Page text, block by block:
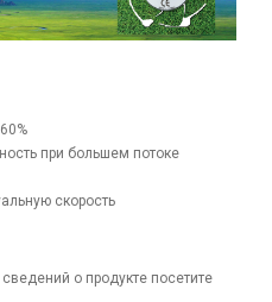
при большем потоке
скорость
о продукте посетите